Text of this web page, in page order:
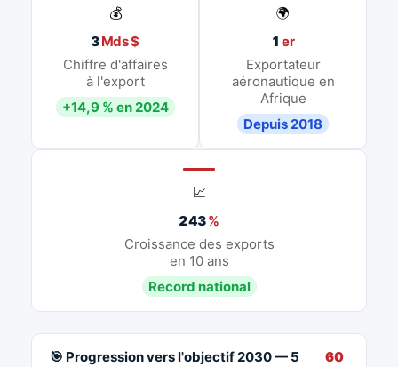
💰
3Mds $
Chiffre d'affaires
à l'export
+14,9 % en 2024
🌍
1 er
Exportateur
aéronautique en
Afrique
Depuis 2018
📈
243%
Croissance des exports
en 10 ans
Record national
🎯 Progression vers l'objectif 2030 — 5
60